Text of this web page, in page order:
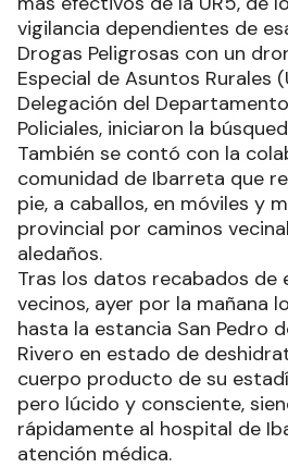
vigilancia dependientes de
Drogas Peligrosas con un
Especial de Asuntos Rurales
Delegación del
Policiales, iniciaron la
También se contó con la
comunidad de Ibarreta que
pie, a caballos, en móviles y
provincial por caminos
aledaños.
Tras los datos recabados de
vecinos, ayer por la mañana
hasta la estancia San Pedro
Rivero en estado de
cuerpo producto de su
pero lúcido y consciente,
rápidamente al hospital de
atención médica.